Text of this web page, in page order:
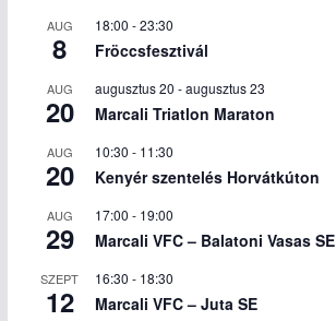
AUG
8
18:00 -23:30
Fröccsfesztivál
AUG
20
augusztus 20 -augusztus 23
Marcali Triatlon Maraton
AUG
20
10:30 - 11:30
Kenyér szentelés Horvátkúton
AUG
29
17:00 - 19:00
Marcali VFC – Balatoni Vasas SE
SZEPT
12
16:30 - 18:30
Marcali VFC – Juta SE